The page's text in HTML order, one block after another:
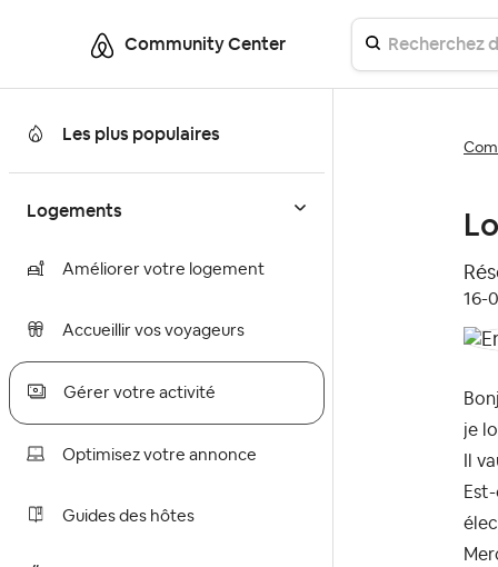
Community Center
Les plus populaires
Logements
Améliorer votre logement
Accueillir vos voyageurs
Gérer votre activité
Optimisez votre annonce
Guides des hôtes
‎16-
je
Il